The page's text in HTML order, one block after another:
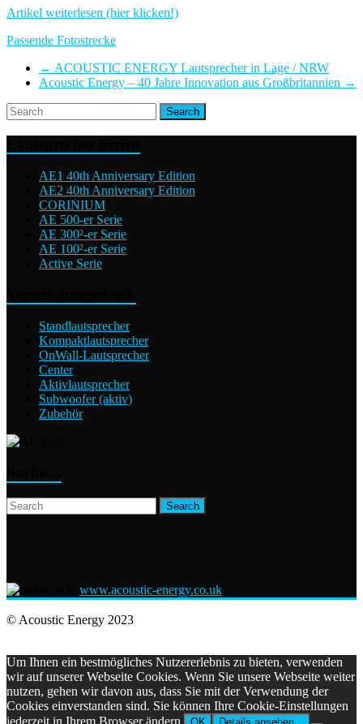
Artikel weiterlesen (hier klicken!)
Passende Fotostrecke
← ACOUSTIC ENERGY Lautsprecher in Lage / NRW
Acoustic Energy – 40 Jahre Innovation aus Großbritannien →
AE1 40th Anniversary Edition
AE2 40th Anniversary Edition
CORINIUM
AE 500-er Serie
AE 300²-er Serie
AE 100²-er Serie
Active Serie
Standlautsprecher
Kompaktlautsprecher
OnWall-Lautsprecher
Center
Aktivlautsprecher
Subwoofer (aktiv)
Zubehör
www.acoustic-energy.co.uk
© Acoustic Energy 2023
Um Ihnen ein bestmögliches Nutzererlebnis zu bieten, verwenden
wir auf unserer Webseite Cookies. Wenn Sie unsere Webseite weiter
nutzen, gehen wir davon aus, dass Sie mit der Verwendung der
Cookies einverstanden sind. Sie können Ihre Cookie-Einstellungen
jederzeit in Ihrem Browser ändern.